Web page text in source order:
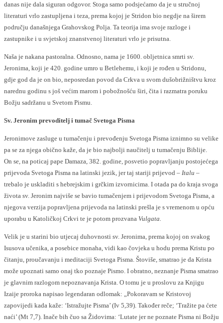
danas nije dala siguran odgovor. Stoga samo podsjećamo da je u stručnoj
literaturi vrlo zastupljena i teza, prema kojoj je Stridon bio negdje na širem
području današnjega Grahovskog Polja. Ta teorija ima svoje razloge i
zastupnike i u svjetskoj znanstvenoj literaturi vrlo je prisutna.
Naša je nakana pastoralna. Odnosno, nama je 1600. obljetnica smrti sv.
Jeronima, koji je 420. godine umro u Betlehemu, i koji je rođen u Stridonu,
gdje god da je on bio, neposredan povod da Crkva u svom dušobrižništvu kroz
narednu godinu s još većim marom i pobožnošću širi, čita i razmatra poruku
Božju sadržanu u Svetom Pismu.
Sv. Jeronim prevoditelj i tumač Svetoga Pisma
Jeronimove zasluge u tumačenju i prevođenju Svetoga Pisma iznimno su velike
pa se za njega obično kaže, da je bio najbolji naučitelj u tumačenju Biblije.
On se, na poticaj pape Damaza, 382. godine, posvetio popravljanju postojećega
prijevoda Svetoga Pisma na latinski jezik, jer taj stariji prijevod – Italu –
trebalo je uskladiti s hebrejskim i grčkim izvornicima. I otada pa do kraja svoga
života sv. Jeronim najviše se bavio tumačenjem i prijevodom Svetoga Pisma, a
njegova verzija popravljena prijevoda na latinski prešla je s vremenom u opću
uporabu u Katoličkoj Crkvi te je potom prozvana Vulgata.
Velik je u starini bio utjecaj duhovnosti sv. Jeronima, prema kojoj on svakog
Isusova učenika, a posebice monaha, vidi kao čovjeka u hodu prema Kristu po
čitanju, proučavanju i meditaciji Svetoga Pisma. Štoviše, smatrao je da Krista
može upoznati samo onaj tko poznaje Pismo. I obratno, neznanje Pisma smatrao
je glavnim razlogom nepoznavanja Krista. O tomu je u proslovu za Knjigu
Izaije proroka napisao legendaran odlomak: „Pokoravam se Kristovoj
zapovijedi kada kaže: ‘Istražujte Pisma’ (Iv 5,39). Također reče; ‘Tražite pa ćete
naći’ (Mt 7,7). Inače bih čuo sa Židovima: ‘Lutate jer ne poznate Pisma ni Božju